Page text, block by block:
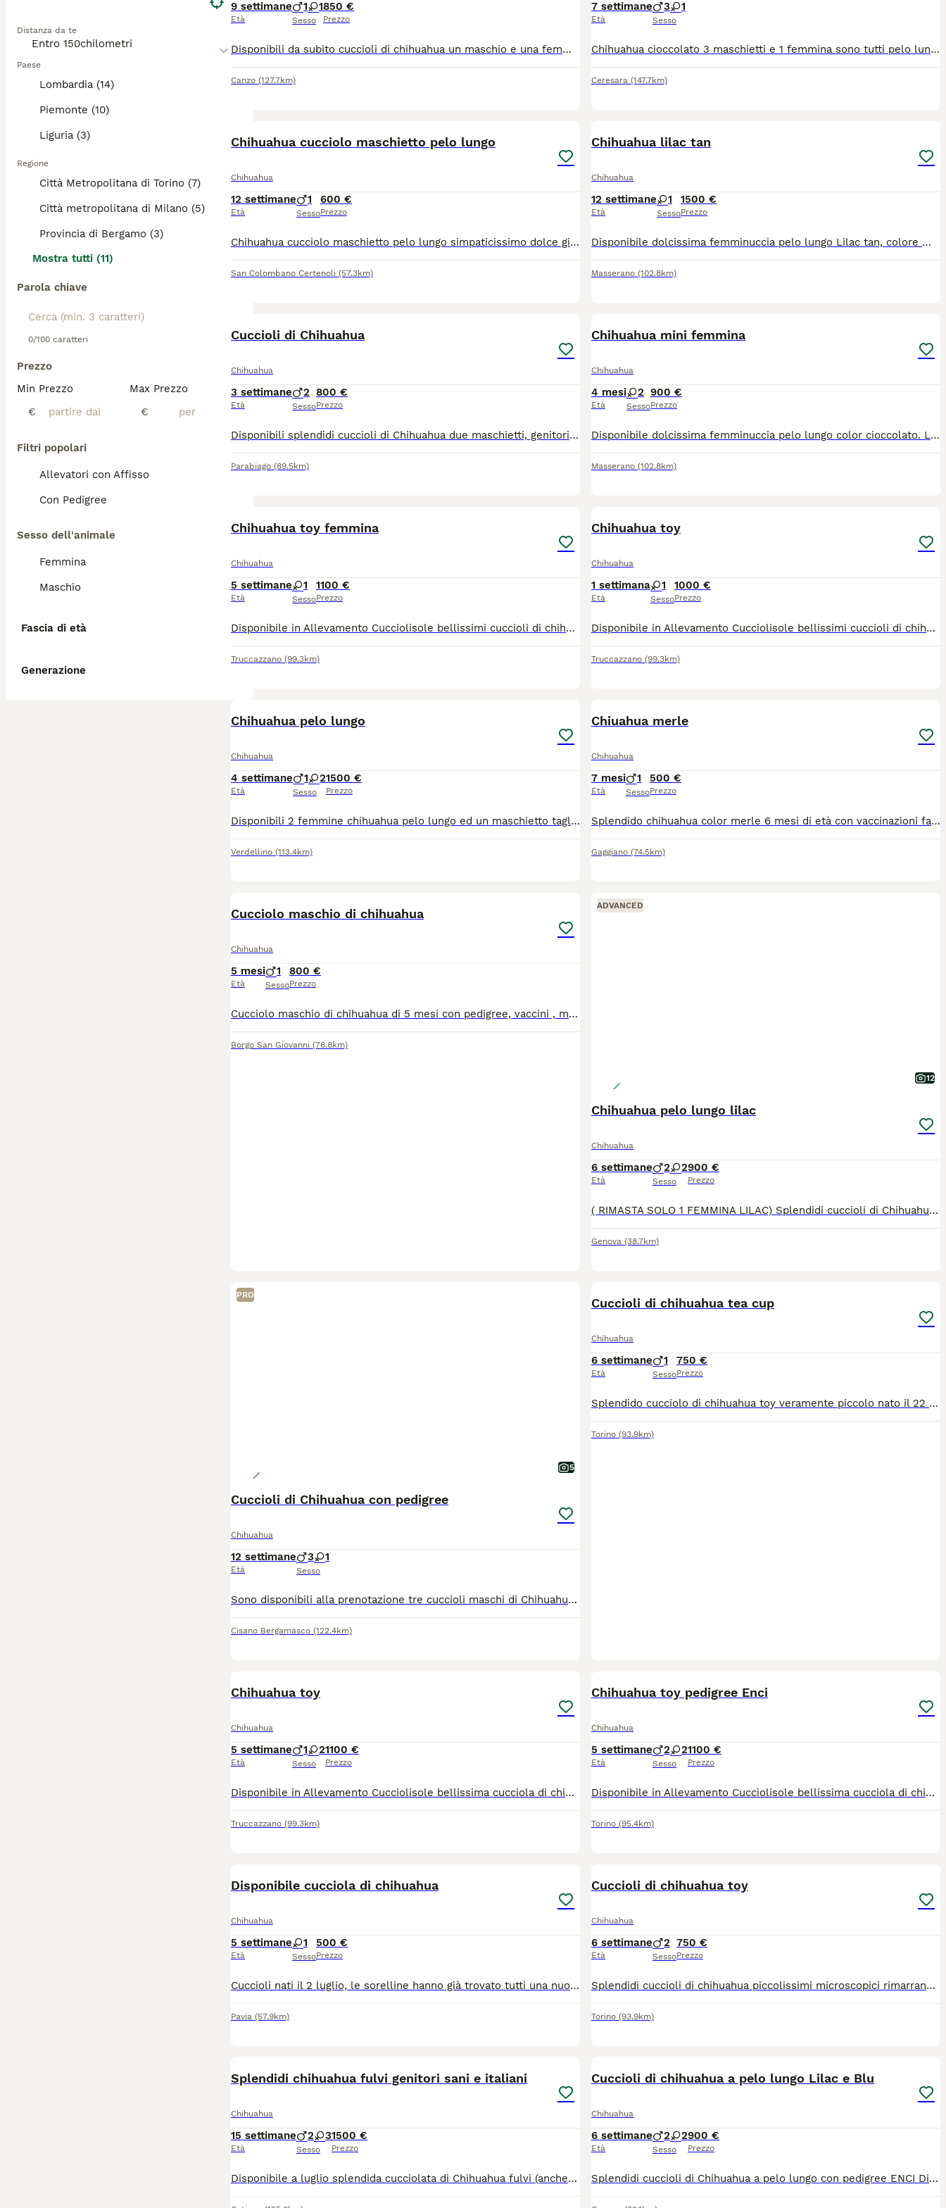
Distanza da te
Paese
Lombardia (14)
Piemonte (10)
Liguria (3)
Regione
Città Metropolitana di Torino (7)
Città metropolitana di Milano (5)
Provincia di Bergamo (3)
Mostra tutti (11)
Parola chiave
0/100 caratteri
Prezzo
Min Prezzo
€
Max Prezzo
€
Filtri popolari
Allevatori con Affisso
Con Pedigree
Sesso dell'animale
Femmina
Maschio
Fascia di età
Generazione
9 settimane
Età
1 1
Sesso
850 €
Prezzo
Disponibili da subito cuccioli di chihuahua un maschio e una femmina nati il 30 maggio i piccoli sono molto dolci e affettuosi nati da genitori di mia proprietà per altre info contattatemi
Canzo (127.7km)
7 settimane
Età
3 1
Sesso
Chihuahua cioccolato 3 maschietti e 1 femmina sono tutti pelo lungo . Avranno sverminazione microchip vaccinazione pedigree ENCI. Mamma colore isabella papà cioccolato tricolore entrambi con DNA depositato. Non sono in regalo .
Ceresara (147.7km)
Chihuahua cucciolo maschietto pelo lungo
Chihuahua
12 settimane
Età
1
Sesso
600 €
Prezzo
Chihuahua cucciolo maschietto pelo lungo simpaticissimo dolce giocherellone, età 80 giorni taglia piccola, sverminato visitato dal veterinario microchip già inserito no vaccino eventuale spesa a parte richiesta euro 600 solo persone seriamente interessate no perditempo no collezionisti di foto queste sono di oggi visibile levante ligure
San Colombano Certenoli (57.3km)
Chihuahua lilac tan
Chihuahua
12 settimane
Età
1
Sesso
1500 €
Prezzo
Disponibile dolcissima femminuccia pelo lungo Lilac tan, colore molto amato e ricercato. La piccola cresce in ambiente familiare amorevole a contatto con bambini e altri animali. Ben socializzata. Se interessati per tutte le info in privato.
Masserano (102.8km)
Cuccioli di Chihuahua
Chihuahua
3 settimane
Età
2
Sesso
800 €
Prezzo
Disponibili splendidi cuccioli di Chihuahua due maschietti, genitori visibili in quanto di nostra proprietà, verranno ceduti con microchip, visita veterinaria e primo vaccino. Disponibili dal 14 /09
Parabiago (89.5km)
Chihuahua mini femmina
Chihuahua
4 mesi
Età
2
Sesso
900 €
Prezzo
Disponibile dolcissima femminuccia pelo lungo color cioccolato. La piccola ha un carattere straordinario, è un vero gioiellino un regalo x l’anima e la mente , con lei non ci può annoiare. Ama la compagnia sua dei suoi simili che umani. Solo persone serie e amati dei animali. No allevatori. Solo famiglie. Consegnamo personalmente in tutta Italia.
Masserano (102.8km)
Chihuahua toy femmina
Chihuahua
5 settimane
Età
1
Sesso
1100 €
Prezzo
Disponibile in Allevamento Cucciolisole bellissimi cuccioli di chihuahua si vari colori che si consegnano DI PERSONA in tutta ITALIA dal 20 agosto in poi. I cuccioli avranno doppia sverminazione, primo e secondo vaccino, libretto sanitario e visita veterinaria, microchip con relativo passaggio di proprietà, pedigree Enci e trattamento antiparassitario. Saranno abituati all'uso della traversina igienica e socializzati con altri cani e gatti. Crescono in famiglia giocando con bambini... Allevamento CUCCIOLISOLE anche whatapp
Truccazzano (99.3km)
Chihuahua toy
Chihuahua
1 settimana
Età
1
Sesso
1000 €
Prezzo
Disponibile in Allevamento Cucciolisole bellissimi cuccioli di chihuahua si vari colori che si consegnano DI PERSONA in tutta ITALIA dal 20 agosto in poi. I cuccioli avranno doppia sverminazione, primo e secondo vaccino, libretto sanitario e visita veterinaria, microchip con relativo passaggio di proprietà, pedigree Enci e trattamento antiparassitario. Saranno abituati all'uso della traversina igienica e socializzati con altri cani e gatti. Crescono in famiglia giocando con bambini... Allevamento CUCCIOLISOLE anche whatapp
Truccazzano (99.3km)
Chihuahua pelo lungo
Chihuahua
4 settimane
Età
1 2
Sesso
1500 €
Prezzo
Disponibili 2 femmine chihuahua pelo lungo ed un maschietto taglia mini verranno consegnati completi di ciclo vermifugo trattamento antiparassitario vaccino microchip certificato medico libretto sanitario iscrizione anagrafe canina passaggio di proprietà kit cucciolo pedigree enci genitori visibili entrambi solo persone responsabili
Verdellino (113.4km)
Chiuahua merle
Chihuahua
7 mesi
Età
1
Sesso
500 €
Prezzo
Splendido chihuahua color merle 6 mesi di età con vaccinazioni fatte maschio molto docile e affettuoso!
Gaggiano (74.5km)
Cucciolo maschio di chihuahua
Chihuahua
5 mesi
Età
1
Sesso
800 €
Prezzo
Cucciolo maschio di chihuahua di 5 mesi con pedigree, vaccini , microchip. Provincia di Lodi. Disponibile da subito, visibili anche i genitori.
Borgo San Giovanni (76.8km)
ADVANCED
12
Chihuahua pelo lungo lilac
Chihuahua
6 settimane
Età
2 2
Sesso
900 €
Prezzo
( RIMASTA SOLO 1 FEMMINA LILAC) Splendidi cuccioli di Chihuahua a pelo lungo con pedigree ENCI Disponibili splendidi cuccioli di Chihuahua a pelo lungo, nati il 26/06/2026, allevati con amore in ambiente familiare. Entrambi i genitori sono muniti di pedigree ENCI e i cuccioli saranno ceduti solo dopo il compimento dell’età prevista dalla normativa. Disponibili: * 🩵 Maschi: €900 * 🩷 Femmine: €1.200 I cuccioli saranno consegnati con: ✔ Microchip ✔ Prima vaccinazione ✔ Sverminazioni effettuate ✔ Libretto sanitario ✔ Pedigree ENCI richiesto I cuccioli cresceranno in ambiente familiare, saranno abituati al contatto con le persone e con i bambini, ricevendo fin da piccoli le migliori cure. Per maggiori informazioni, foto o per fissare una visita, contattatemi in privato. Solo persone realmente interessate e amanti della razza.
Genova (38.7km)
PRO
5
Cuccioli di Chihuahua con pedigree
Chihuahua
12 settimane
Età
3 1
Sesso
Sono disponibili alla prenotazione tre cuccioli maschi di Chihuahua nati il 15 maggio 2026. Verranno affidati alla famiglia dai 75 giorni in poi. Tutti avranno pedigree ENCI, iscrizione Anagrafe Canina, certificato veterinario di buona salute, microchip, vaccinazioni, sverminazioni, libretto sanitario e kit cucciolo "benvenuto a casa". I genitori sono testati per cuore, occhi e rotule, inoltre hanno entrambi test DNA esente per atrofia progressiva della retina, malattia ereditaria. Di tutti i certificati si rilascia copia. I cuccioli stanno crescendo in casa, a stretto contatto con la nostra famiglia e con le altre compagne della stessa razza ma anche diversa. Il nostro obiettivo è poter affidare a famiglie attente e amorevoli, cuccioli sani, equilibrati, ben socializzati e coccoloni. Svolgiamo pratica per il passaggio di proprietà, seguiamo l'inserimento in famiglia e diamo la nostra disponibilità anche in futuro. Per maggiori informazioni telefonare al 340/0574526.
Cisano Bergamasco (122.4km)
Cuccioli di chihuahua tea cup
Chihuahua
6 settimane
Età
1
Sesso
750 €
Prezzo
Splendido cucciolo di chihuahua toy veramente piccolo nato il 22 giugno sarà consegnabile dal 17 agosto con ciclo sverminazioni, vaccino microchip passaggio di proprietà libretto sanitario, abituato alla traversina cresciuto in casa dolce e affettuoso ben socializzato testa a mela muso corto molto bello genitori visibili entrambi di mia proprietà per venire a vederlo contattatemi al 379 1459776
Torino (93.9km)
Chihuahua toy
Chihuahua
5 settimane
Età
1 2
Sesso
1100 €
Prezzo
Disponibile in Allevamento Cucciolisole bellissima cucciola di chihuahua sia femmina che maschio. La cucciola avrà doppia sverminazione, primo e secondo vaccino, libretto sanitario e visita veterinaria, microchip con relativo passaggio di proprietà e trattamento antiparassitario, PEDIGREE ENCI. Sarà abituata all'uso della traversina igienica e socializzata con altri cani e gatti. Cresce in famiglia giocando con bambini... Per info e video anche whatapp al 329 6954062
Truccazzano (99.3km)
Chihuahua toy pedigree Enci
Chihuahua
5 settimane
Età
2 2
Sesso
1100 €
Prezzo
Disponibile in Allevamento Cucciolisole bellissima cucciola di chihuahua che si consegna DI PERSONA in tutta ITALIA da subito. La cucciola cucciola avrà doppia sverminazione, primo e secondo vaccino, libretto sanitario e visita veterinaria, microchip con relativo passaggio di proprietà, pedigree Enci e trattamento antiparassitario. Sarà abituata all'uso della traversina igienica e socializzata con altri cani e gatti. Cresce in famiglia giocando con bambini... Allevamento CUCCIOLISOLE anche whatapp
Torino (95.4km)
Disponibile cucciola di chihuahua
Chihuahua
5 settimane
Età
1
Sesso
500 €
Prezzo
Cuccioli nati il 2 luglio, le sorelline hanno già trovato tutti una nuova famiglia, ed è rimasta solo questa dolcissima femminuccia in attesa di trovare la sua famiglia ​La piccola è prenotabile da subito e sarà pronta per venire con voi a partire dal 27 agosto. ​Per qualsiasi informazione, per ricevere altre foto contattatemi pure tramite WhatsApp al numero: 3385636194
Pavia (57.9km)
Cuccioli di chihuahua toy
Chihuahua
6 settimane
Età
2
Sesso
750 €
Prezzo
Splendidi cuccioli di chihuahua piccolissimi microscopici rimarranno molto piccoli genitori visibili entrambi di mia proprietà sono nati il 22 giugno verranno consegnati al compimento dei 60gg con ciclo sverminazioni vaccino microchip passaggio di proprietà libretto sanitario contatto telefonico 379 1459776
Torino (93.9km)
Splendidi chihuahua fulvi genitori sani e italiani
Chihuahua
15 settimane
Età
2 3
Sesso
1500 €
Prezzo
​Disponibile a luglio splendida cucciolata di Chihuahua fulvi (anche carbonati con macchie bianche). ​ 🏆 Genealogia e Salute La qualità dei nostri cuccioli parte dalle loro radici. Entrambi i genitori provengono da due dei più rinomati allevamenti italiani (documenti in foto) scelti per l'eccellenza delle loro linee di sangue e per l'attenzione alla salute e al carattere: Genitori visibili e di nostra proprietà. Carattere equilibrato, socievole e affettuoso. ❤️ La nostra Filosofia: Etica e Libertà Crediamo fermamente che un cane felice sia un cane che vive la casa. La nostra non è una produzione "in serie", ma un atto d'amore. Per informazioni, foto o per venire a conoscere i piccoli e i loro genitori, contattateci qui o sulla nostra pagina Fb (i chihuahua delle lanterne) o Ig (le_lanterne_) *Siamo a disposizione per qualsiasi consiglio pre e post-adozione.*
Cuccioli di chihuahua a pelo lungo Lilac e Blu
Chihuahua
6 settimane
Età
2 2
Sesso
900 €
Prezzo
Splendidi cuccioli di Chihuahua a pelo lungo con pedigree ENCI Disponibili splendidi cuccioli di Chihuahua a pelo lungo, nati il 26/06/2026, allevati con amore in ambiente familiare. Entrambi i genitori sono muniti di pedigree ENCI e i cuccioli saranno ceduti solo dopo il compimento dell’età prevista dalla normativa. Disponibili: * 🩵 1 Maschi: €900 * 🩷 2 Femmine: €1.200 I cuccioli saranno consegnati con: ✔ Microchip ✔ Prima vaccinazione ✔ Sverminazioni effettuate ✔ Libretto sanitario ✔ Pedigree ENCI richiesto I cuccioli cresceranno in ambiente familiare, saranno abituati al contatto con le persone e con i bambini, ricevendo fin da piccoli le migliori cure. Per maggiori informazioni, foto o per fissare una visita, contattatemi in privato. Solo persone realmente interessate e amanti della razza.